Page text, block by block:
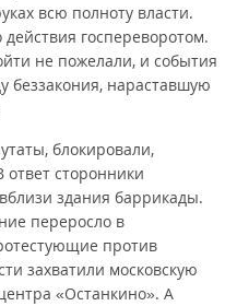
всю полноту власти.
действия госпереворотом.
не пожелали, и события
беззакония, нараставшую
блокировали,
сторонники
здания баррикады.
переросло в
против
захватили московскую
«Останкино». А